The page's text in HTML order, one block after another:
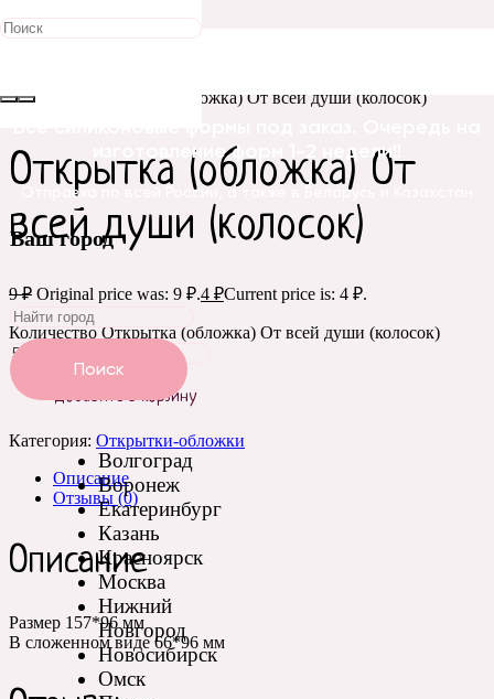
изготовление форм 1-2 недели!!
Отправка по всей России, а также в Беларусь и Казахстан
Ваш город
Поиск
Волгоград
Воронеж
Екатеринбург
Казань
Красноярск
Москва
Нижний
Новгород
Новосибирск
Омск
Распродажа!
обложки
/ Открытка (обложка) От всей души (колосок)
Открытка (обложка) От
всей души (колосок)
9₽ Original price was: 9 ₽.4 ₽Current price is: 4 ₽.
Количество Открытка (обложка) От всей души (колосок)
Добавить в корзину
Категория: Открытки-обложки
Описание
Отзывы (0)
Описание
Размер 157*96 мм
В сложенном виде 66*96 мм